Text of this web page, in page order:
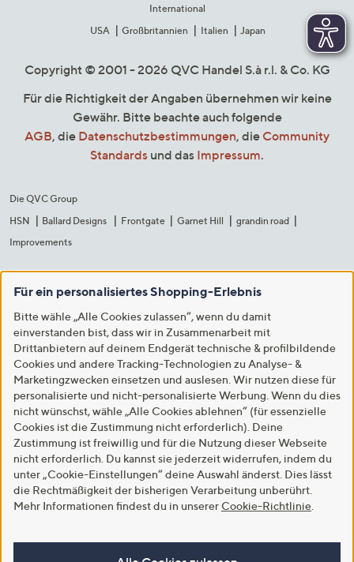
International
USA
Großbritannien Italien Japan
Copyright © 2001 - 2026 QVC Handel S.à r.l. & Co. KG
Für die Richtigkeit der Angaben übernehmen wir keine
Gewähr. Bitte beachte auch folgende
AGB, die Datenschutzbestimmungen, die Community
Standards und das Impressum.
Die QVC Group
HSN
Ballard Designs Frontgate Garnet Hill
grandin road
Improvements
Für ein personalisiertes Shopping-Erlebnis
Bitte wähle „Alle Cookies zulassen“, wenn du damit
einverstanden bist, dass wir in Zusammenarbeit mit
Drittanbietern auf deinem Endgerät technische & profilbildende
Cookies und andere Tracking-Technologien zu Analyse- &
Marketingzwecken einsetzen und auslesen. Wir nutzen diese für
personalisierte und nicht-personalisierte Werbung. Wenn du dies
nicht wünschst, wähle „Alle Cookies ablehnen“ (für essenzielle
Cookies ist die Zustimmung nicht erforderlich). Deine
Zustimmung ist freiwillig und für die Nutzung dieser Webseite
nicht erforderlich. Du kannst sie jederzeit widerrufen, indem du
unter „Cookie-Einstellungen“ deine Auswahl änderst. Dies lässt
die Rechtmäßigkeit der bisherigen Verarbeitung unberührt.
Mehr Informationen findest du in unserer Cookie-Richtlinie